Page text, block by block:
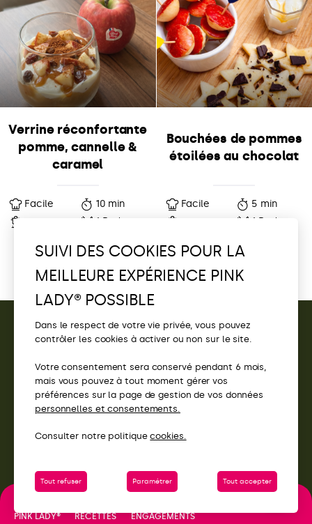
Verrine réconfortante
pomme, cannelle &
caramel
Facile
10 min
1 Parts
Bouchées de pommes
étoilées au chocolat
Facile
5 min
1 Parts
1 2 3 4 5 … 32
CONTACT
ACCÈS
SITES PINK LADY®
SUIVI DES COOKIES POUR LA
MEILLEURE EXPÉRIENCE PINK
LADY® POSSIBLE
Dans le respect de votre vie privée, vous pouvez
contrôler les cookies à activer ou non sur le site.
Votre consentement sera conservé pendant 6 mois,
mais vous pouvez à tout moment gérer vos
préférences sur la page de gestion de vos données
personnelles et consentements.
Consulter notre politiquecookies.
Tout refuser Paramétrer Tout accepter
PINK LADY® RECETTES ENGAGEMENTS